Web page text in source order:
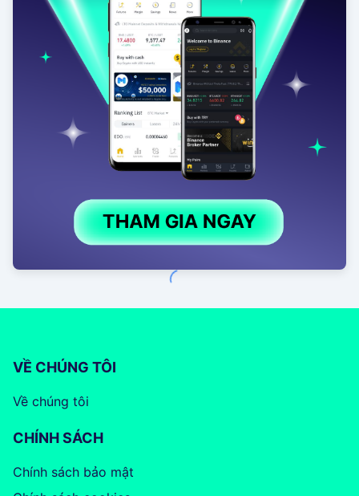
VỀ CHÚNG TÔI
Về chúng tôi
CHÍNH SÁCH
Chính sách bảo mật